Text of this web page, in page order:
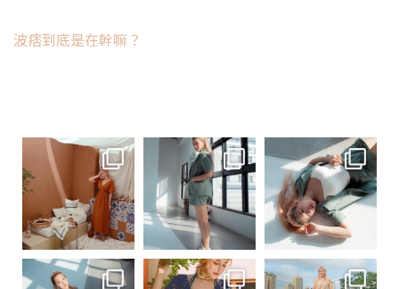
波痞到底是在幹嘛？